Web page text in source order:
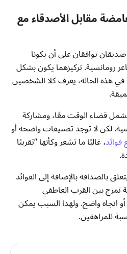
مقابل الأصدقاء مع
يوافقان على أن يكونا
رومانسية. تركيزهما يكون بشكل
هذه الحالة، يعرف كلا الشخصين
قضاء الوقت معًا، ومشاركة
لكن لا توجد تصنيفات واضحة أو
، غالبًا ما تشعر وكأنها “تقريبًا
بالصداقة بالإضافة إلى الفوائد
تمزج بين القرب العاطفي
اتجاه واضح. ولهذا السبب يمكن
للمراهقين.